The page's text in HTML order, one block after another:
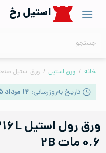
content
استیل رخ
خانه / ورق استیل / ورق استیل
تاریخ به‌روزرسانی: ۱۲ مرداد ۱۴۰۵ | ۱۶:۳۳
۰.۶ مات ۲B